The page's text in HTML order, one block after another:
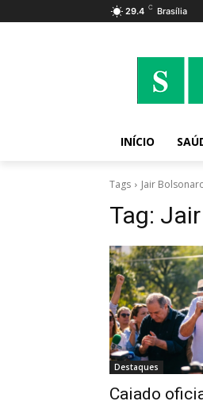
29.4 C Brasília
INÍCIO
Tags Jair
Tag:
Destaques
Caiado